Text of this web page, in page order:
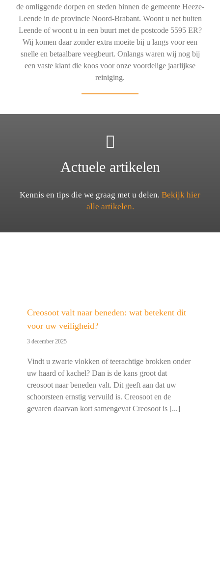
de omliggende dorpen en steden binnen de gemeente Heeze-
Leende in de provincie Noord-Brabant. Woont u net buiten
Leende of woont u in een buurt met de postcode 5595 ER?
Wij komen daar zonder extra moeite bij u langs voor een
snelle en betaalbare veegbeurt. Onlangs waren wij nog bij
een vaste klant die koos voor onze voordelige jaarlijkse
reiniging.
Actuele artikelen
Kennis en tips die we graag met u delen. Bekijk hier
alle artikelen.
Creosoot valt naar beneden: wat betekent dit
voor uw veiligheid?
3 december 2025
Vindt u zwarte vlokken of teerachtige brokken onder
uw haard of kachel? Dan is de kans groot dat
creosoot naar beneden valt. Dit geeft aan dat uw
schoorsteen ernstig vervuild is. Creosoot en de
gevaren daarvan kort samengevat Creosoot is [...]